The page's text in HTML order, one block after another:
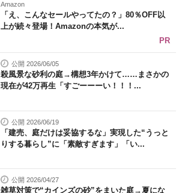
Amazon
「え、こんなセールやってたの？」80％OFF以
上が続々登場！Amazonの本気が...
PR
公開 2026/06/05
殺風景な砂利の庭→構想3年かけて……まさかの
現在が42万再生「すごーーーい！！！...
公開 2026/06/19
「建売、庭だけは妥協するな」実現した“うっと
りする暮らし”に「素敵すぎます」「い...
公開 2026/04/27
雑草対策で“カインズの砂”をまいた庭→夏にな